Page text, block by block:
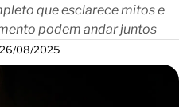
que esclarece mitos e
podem andar juntos
26/08/2025